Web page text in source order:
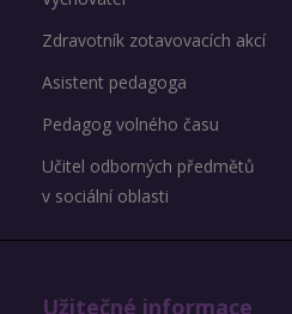
Zdravotník zotavovacích akcí
Asistent pedagoga
Pedagog volného času
Učitel odborných předmětů
v sociální oblasti
Užitečné informace